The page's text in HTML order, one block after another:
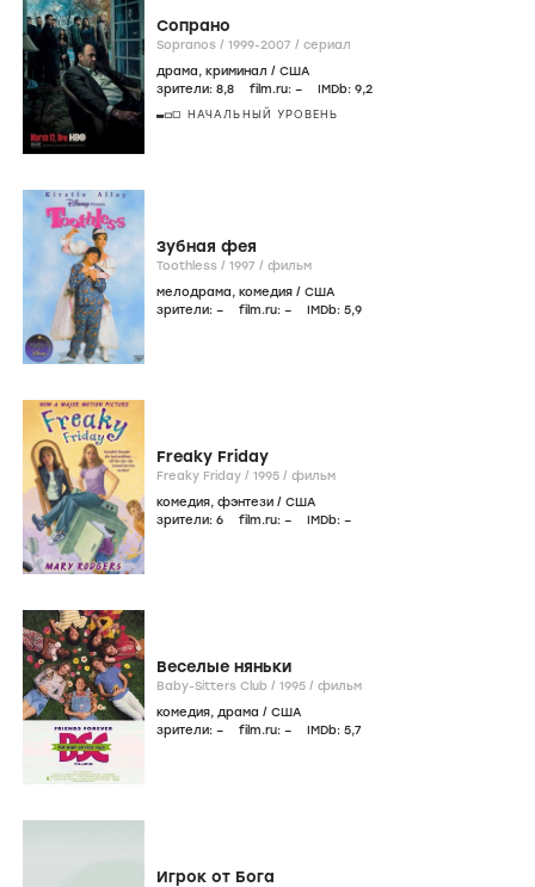
Сопрано
Sopranos / 1999-2007 / сериал
драма, криминал / США
зрители: 8,8 film.ru: – IMDb: 9,2
НАЧАЛЬНЫЙ УРОВЕНЬ
Зубная фея
Toothless / 1997 / фильм
мелодрама, комедия / США
зрители: – film.ru: – IMDb: 5,9
Freaky Friday
Freaky Friday / 1995 / фильм
комедия, фэнтези / США
зрители: 6 film.ru: – IMDb: –
Веселые няньки
Baby-Sitters Club / 1995 / фильм
комедия, драма / США
зрители: – film.ru: – IMDb: 5,7
Игрок от Бога